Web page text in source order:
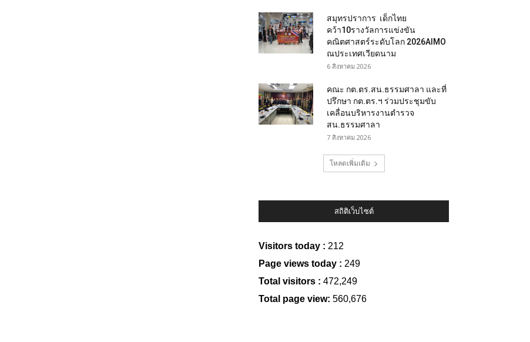
สมุทรปราการ เด็กไทย
คว้า10รางวัลการแข่งขัน
คณิตศาสตร์ระดับโลก 2026AIMO
ณประเทศเวียดนาม
6 สิงหาคม 2026
คณะ กต.ตร.สน.ธรรมศาลา และที่
ปรึกษา กต.ตร.ฯ ร่วมประชุมขับ
เคลื่อนบริหารงานตำรวจ
สน.ธรรมศาลา
7 สิงหาคม 2026
โหลดเพิ่มเติม
สถิติเว็บไซต์
Visitors today : 212
Page views today : 249
Total visitors : 472,249
Total page view: 560,676